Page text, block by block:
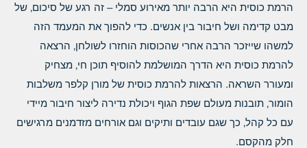
הרמת כוסית היא הרבה יותר מאירוע סמלי – זה רגע של סיכום‚ של
מבט קדימה ושל חיבור בין אנשים. כדי להפוך את המעמד הזה
למשהו שייזכר הרבה אחרי שהכוסות הוחזרו לשולחן‚ הרצאה
להרמת כוסית היא הדרך המושלמת להוסיף תוכן חי‚ מצחיק
ומעורר השראה. הרצאות להרמת כוסית של מורן קלפר משלבות
הומור‚ תובנות מעולם שפת הגוף ויכולת נדירה ליצור חיבור מיידי
עם כל קהל‚ כך שגם עובדים ותיקים וגם אורחים מזדמנים מרגישים
חלק מהקסם.